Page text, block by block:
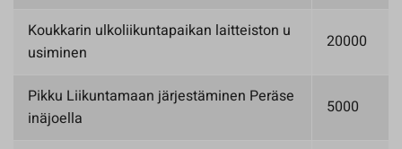
Koukkarin ulkoliikuntapaikan laitteiston u
usiminen
20000
Pikku Liikuntamaan järjestäminen Peräse
inäjoella
5000